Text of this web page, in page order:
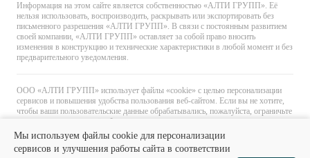
Информация на этом сайте является собственностью «АЛТИ ГРУПП». Её
нельзя использовать, воспроизводить, раскрывать или экспортировать без
письменного разрешения «АЛТИ ГРУПП». В связи с постоянным развитием
своей компании, «АЛТИ ГРУПП» оставляет за собой право вносить
изменения в конструкцию и технические характеристики в любой момент и без
предварительного уведомления.
ООО «АЛТИ ГРУПП» использует файлы «cookie» с целью персонализации
сервисов и повышения удобства пользования веб-сайтом. Если вы не хотите,
чтобы ваши пользовательские данные обрабатывались, пожалуйста, ограничьте
их использование в своём браузере.
Мы используем файлы cookie для персонализации
сервисов и улучшения работы сайта в соответствии